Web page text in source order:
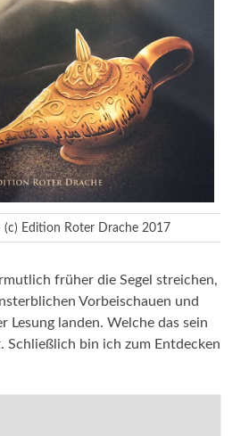
(c) Edition Roter Drache 2017
früher die Segel streichen,
Vorbeischauen und
Lesung landen. Welche das sein
bin ich zum Entdecken